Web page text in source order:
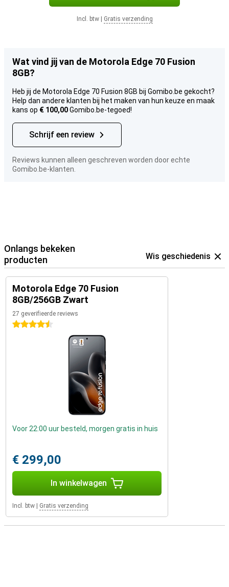
Incl. btw| Gratis verzending
Wat vind jij van de Motorola Edge 70 Fusion
8GB?
Heb jij de Motorola Edge 70 Fusion 8GB bij Gomibo.be gekocht?
Help dan andere klanten bij het maken van hun keuze en maak
kans op € 100,00Gomibo.be-tegoed!
Schrijf een review
Reviews kunnen alleen geschreven worden door echte
Gomibo.be-klanten.
Onlangs bekeken
producten
Wis geschiedenis
Motorola Edge 70 Fusion
8GB/256GB Zwart
27 geverifieerde reviews
4.5 sterren
Voor 22:00 uur besteld, morgen gratis in huis
€ 299,00
In winkelwagen
Incl. btw Gratis verzending